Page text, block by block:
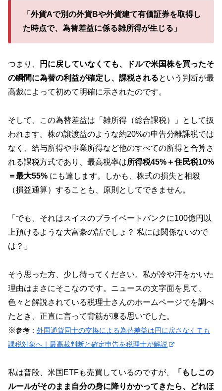
「外貨Aで別の外貨Bや外貨建て有価証券を取得し
た時点で、為替差益に係る雑所得が生じる」
つまり、
円に戻していなくても、ドルで米国株を買ったそ
の瞬間に為替の利益が確定し、課税されるという判断が最
高裁によって初めて明確に示されたのです。
そして、この為替差益は「雑所得（総合課税）」として扱
われます。株の譲渡益のような約20%の申告分離課税では
なく、給与所得や事業所得など他のすべての所得と合算さ
れる課税方式であり、最高税率は所得税45%＋住民税10%
＝最大55% にも達します。しかも、株式の損失と相殺
（損益通算）することも、原則としてできません。
「でも、それはスイスのプライベートバンクに100億円以
上預けるような大富豪の話でしょ？ 私には関係ないので
は？」
そう思った方、少し待ってください。私が冷や汗をかいた
理由はまさにそこなのです。ニュースの文字面を見て、
色々と解説されている税理士さんのホームページでを調べ
たとき、正直に言って背筋が凍る思いでした。
※参考： 外国通貨同士の交換による為替差益は円に戻さなくても
課税対象へ｜最高裁判断と確定申告を税理士が解説
私は普段、米国ETFも売買しているのですが、
「もしこの
ルールがそのまま自分の身に降りかかってきたら、どれほ